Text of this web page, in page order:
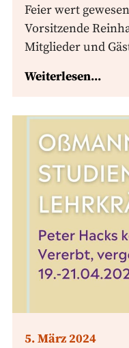
Feier wert
Vorsitzende
Mitglieder und
Weiterlesen...
5. März 2024